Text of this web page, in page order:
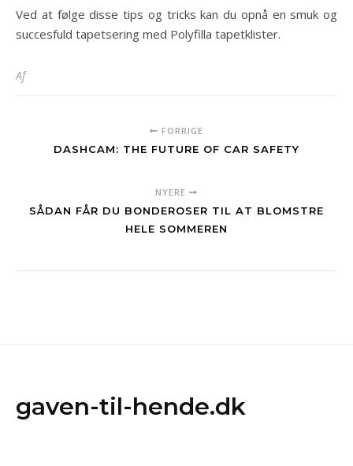
Ved at følge disse tips og tricks kan du opnå en smuk og
succesfuld tapetsering med Polyfilla tapetklister.
Af
FORRIGE
DASHCAM: THE FUTURE OF CAR SAFETY
NYERE
SÅDAN FÅR DU BONDEROSER TIL AT BLOMSTRE
HELE SOMMEREN
gaven-til-hende.dk